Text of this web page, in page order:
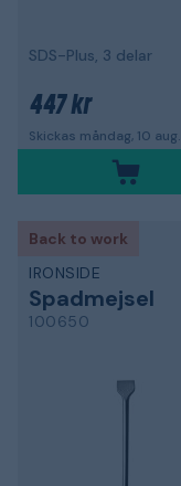
SDS-Plus, 3 delar
447 kr
Skickas måndag, 10 aug.
Back to work
IRONSIDE
Spadmejsel
100650